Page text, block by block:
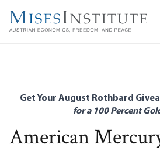
main
Get Your August Rothbard
for a 100 Percent
American